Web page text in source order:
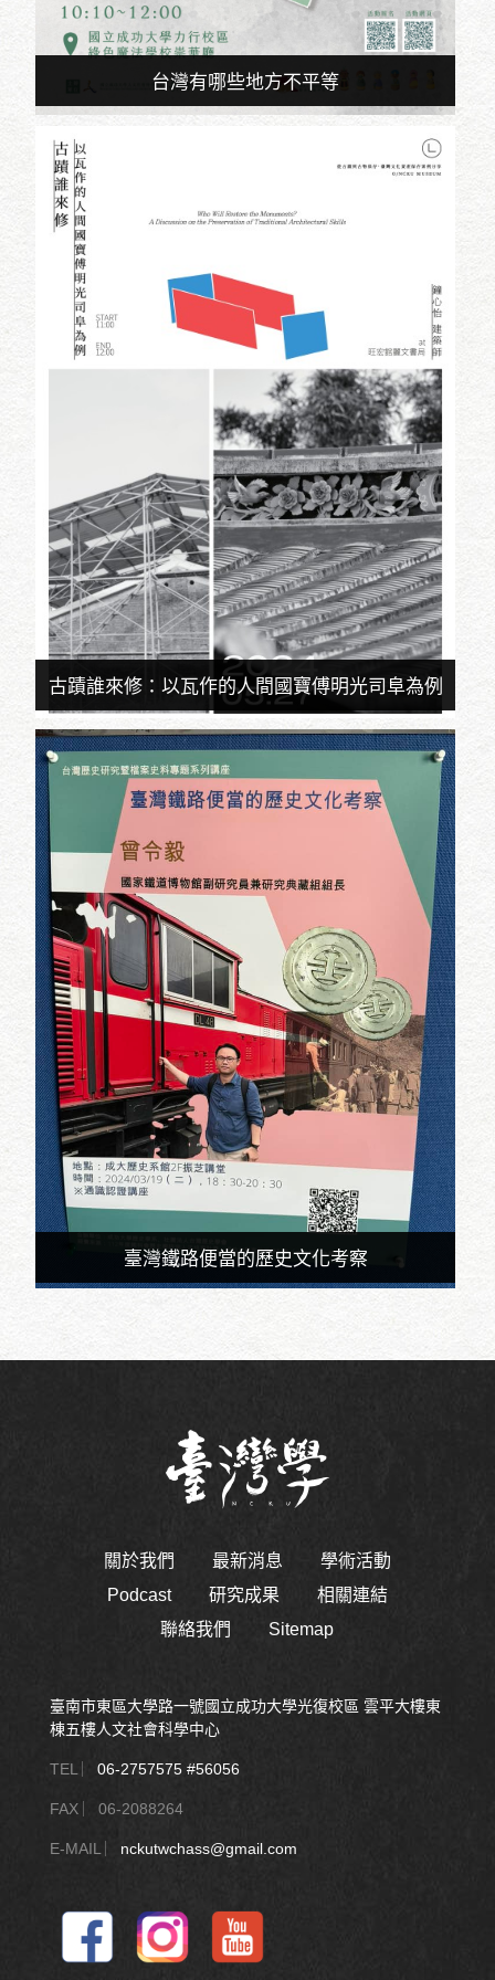
台灣有哪些地方不平等
古蹟誰來修：以瓦作的人間國寶傅明光司阜為例
臺灣鐵路便當的歷史文化考察
關於我們 最新消息
學術活動
Podcast
研究成果
相關連結
聯絡我們
Sitemap
臺南市東區大學路一號國立成功大學光復校區 雲平大樓東
棟五樓人文社會科學中心
TEL ︳ 06-2757575 #56056
FAX ︳06-2088264
E-MAIL ︳ nckutwchass@gmail.com